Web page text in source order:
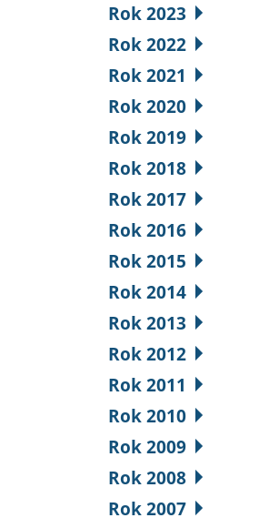
Rok 2023
Rok 2022
Rok 2021
Rok 2020
Rok 2019
Rok 2018
Rok 2017
Rok 2016
Rok 2015
Rok 2014
Rok 2013
Rok 2012
Rok 2011
Rok 2010
Rok 2009
Rok 2008
Rok 2007